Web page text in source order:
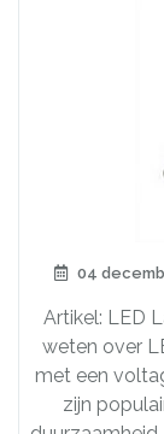
04
Artikel: LED
weten over
met een
zijn